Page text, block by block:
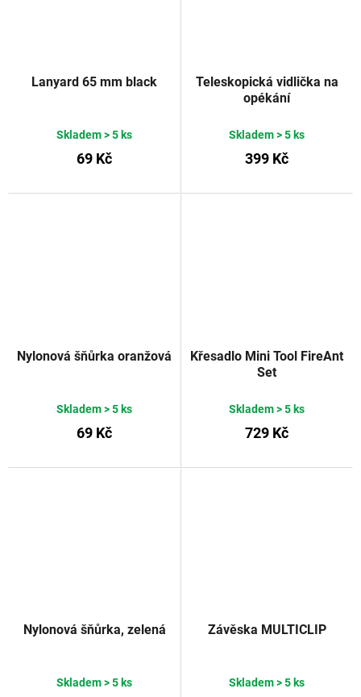
Lanyard 65 mm black
Skladem> 5 ks
69 Kč
Teleskopická vidlička na
opékání
Skladem> 5 ks
399 Kč
Nylonová šňůrka oranžová
Skladem> 5 ks
69 Kč
Křesadlo Mini Tool FireAnt
Set
Skladem> 5 ks
729 Kč
Nylonová šňůrka, zelená
Skladem> 5 ks
Závěska MULTICLIP
Skladem> 5 ks